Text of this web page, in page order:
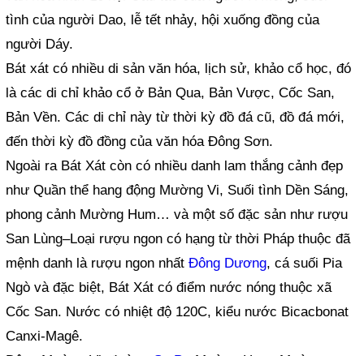
tình của người Dao, lễ tết nhảy, hội xuống đồng của
người Dáy.
Bát xát có nhiều di sản văn hóa, lịch sử, khảo cổ học, đó
là các di chỉ khảo cổ ở Bản Qua, Bản Vược, Cốc San,
Bản Vền. Các di chỉ này từ thời kỳ đồ đá cũ, đồ đá mới,
đến thời kỳ đồ đồng của văn hóa Đông Sơn.
Ngoài ra Bát Xát còn có nhiều danh lam thắng cảnh đẹp
như Quần thể hang động Mường Vi, Suối tình Dền Sáng,
phong cảnh Mường Hum… và một số đặc sản như rượu
San Lùng–Loại rượu ngon có hạng từ thời Pháp thuộc đã
mệnh danh là rượu ngon nhấtĐông Dương, cá suối Pia
Ngò và đặc biệt, Bát Xát có điểm nước nóng thuộc xã
Cốc San. Nước có nhiệt độ 120C, kiểu nước Bicacbonat
Canxi-Magê.